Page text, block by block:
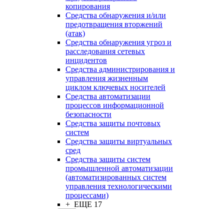
копирования
Средства обнаружения и/или
предотвращения вторжений
(атак)
Средства обнаружения угроз и
расследования сетевых
инцидентов
Средства администрирования и
управления жизненным
циклом ключевых носителей
Средства автоматизации
процессов информационной
безопасности
Средства защиты почтовых
систем
Средства защиты виртуальных
сред
Средства защиты систем
промышленной автоматизации
(автоматизированных систем
управления технологическими
процессами)
+ ЕЩЕ 17